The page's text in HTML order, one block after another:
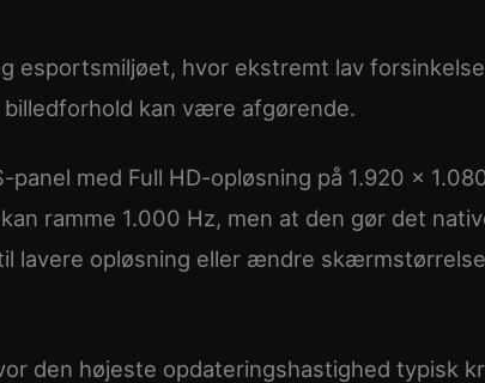
esportsmiljøet, hvor ekstremt lav
kan være afgørende.
med Full HD-opløsning på 1.920 x
ramme 1.000 Hz, men at den gør det
lavere opløsning eller ændre
den højeste opdateringshastighed typisk